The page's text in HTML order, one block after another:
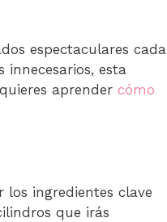
espectaculares cada
esta
aprender cómo
los ingredientes clave
que irás